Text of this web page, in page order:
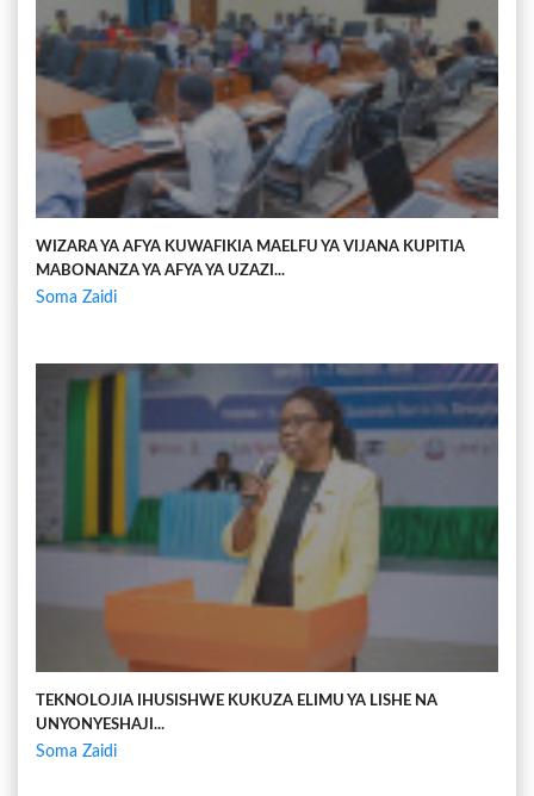
WIZARA YA AFYA KUWAFIKIA MAELFU YA VIJANA KUPITIA
MABONANZA YA AFYA YA UZAZI...
Soma Zaidi
TEKNOLOJIA IHUSISHWE KUKUZA ELIMU YA LISHE NA
UNYONYESHAJI...
Soma Zaidi